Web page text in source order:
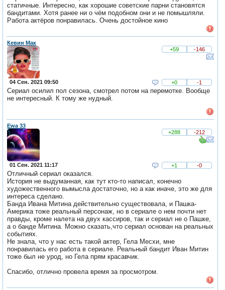
статичные. Интересно, как хорошие советские парни становятся
бандитами. Хотя ранее ни о чём подобном они и не помышляли.
Работа актёров понравилась. Очень достойное кино
Кевин Мак
+59
-146
04 Сен. 2021 09:50 +0 -1
Сериал осилил пол сезона, смотрел потом на перемотке. Вообще
не интересный. К тому же нудный.
Ewa 33
+288
-212
01 Сен. 2021 11:17 +1 -0
Отличный сериал оказался.
История не выдуманная, как тут кто-то написал, конечно
художественного вымысла достаточно, но а как иначе, это же для
интереса сделано.
Банда Ивана Митина действительно существовала, и Пашка-
Америка тоже реальный персонаж, но в сериале о нем почти нет
правды, кроме налета на двух кассиров, так и сериал не о Пашке,
а о банде Митина. Можно сказать,что сериал основан на реальных
событиях.
Не знала, что у нас есть такой актер, Гела Месхи, мне
понравилась его работа в сериале. Реальный бандит Иван Митин
тоже был не урод, но Гела прям красавчик.
Спасибо, отлично провела время за просмотром.